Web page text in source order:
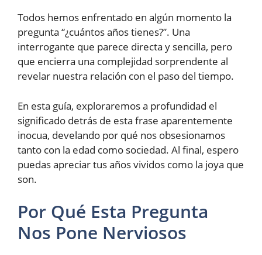
Todos hemos enfrentado en algún momento la
pregunta “¿cuántos años tienes?”. Una
interrogante que parece directa y sencilla, pero
que encierra una complejidad sorprendente al
revelar nuestra relación con el paso del tiempo.
En esta guía, exploraremos a profundidad el
significado detrás de esta frase aparentemente
inocua, develando por qué nos obsesionamos
tanto con la edad como sociedad. Al final, espero
puedas apreciar tus años vividos como la joya que
son.
Por Qué Esta Pregunta
Nos Pone Nerviosos